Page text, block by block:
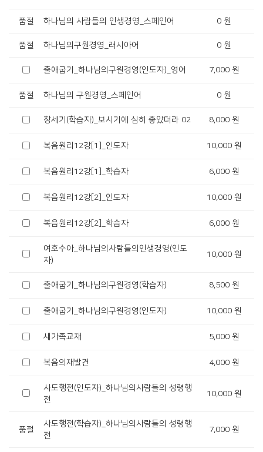
품절 하나님의 사람들의 인생경영_스페인어 0 원
품절 하나님의구원경영_러시아어 0 원
출애굽기_하나님의구원경영(인도자)_영어 7,000 원
품절 하나님의 구원경영_스페인어 0 원
창세기(학습자)_보시기에 심히 좋았더라 02 8,000 원
복음원리12강[1]_인도자 10,000 원
복음원리12강[1]_학습자 6,000 원
복음원리12강[2]_인도자 10,000 원
복음원리12강[2]_학습자 6,000 원
여호수아_하나님의사람들의인생경영(인도
자)
10,000 원
출애굽기_하나님의구원경영(학습자) 8,500 원
출애굽기_하나님의구원경영(인도자) 10,000 원
새가족교재 5,000 원
복음의재발견 4,000 원
사도행전(인도자)_하나님의사람들의 성령행
전
10,000 원
품절
사도행전(학습자)_하나님의사람들의 성령행
전
7,000 원